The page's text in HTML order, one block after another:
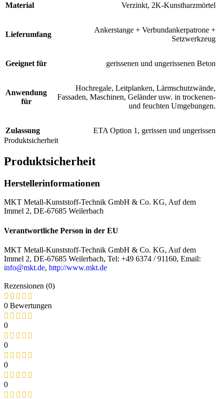
Material Verzinkt, 2K-Kunstharzmörtel
Lieferumfang
Ankerstange + Verbundankerpatrone +
Setzwerkzeug
Geeignet für gerissenen und ungerissenen Beton
Anwendung
für
Hochregale, Leitplanken, Lärmschutzwände,
Fassaden, Maschinen, Geländer usw. in trockenen-
und feuchten Umgebungen.
Zulassung
ETA Option 1, gerissen und ungerissen
Produktsicherheit
Produktsicherheit
Herstellerinformationen
MKT Metall-Kunststoff-Technik GmbH & Co. KG, Auf dem
Immel 2, DE-67685 Weilerbach
Verantwortliche Person in der EU
MKT Metall-Kunststoff-Technik GmbH & Co. KG, Auf dem
Immel 2, DE-67685 Weilerbach, Tel: +49 6374 / 91160, Email:
info@mkt.de, http://www.mkt.de
Rezensionen (0)
0 Bewertungen
0
0
0
0